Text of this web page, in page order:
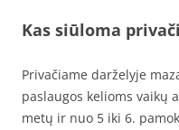
Kas siūloma
Privačiame darželyje
paslaugos kelioms vaikų
metų ir nuo 5 iki 6.